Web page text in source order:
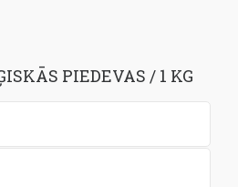
PIEDEVAS / 1 KG